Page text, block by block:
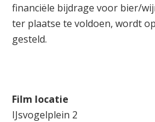
financiële bijdrage voor bier/
ter plaatse te voldoen, wordt
gesteld.
Film locatie
IJsvogelplein 2